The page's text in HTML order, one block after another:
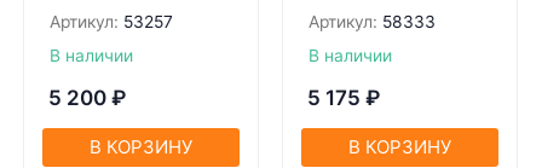
Артикул: 53257
В наличии
5 200 ₽
В КОРЗИНУ
Артикул: 58333
В наличии
5 175 ₽
В КОРЗИНУ